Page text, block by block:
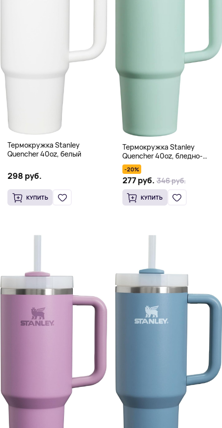
Термокружка Stanley
Quencher 40oz, белый
298 руб.
КУПИТЬ
Термокружка Stanley
Quencher 40oz, бледно-
зеленый
-20%
277 руб. 346 руб.
КУПИТЬ